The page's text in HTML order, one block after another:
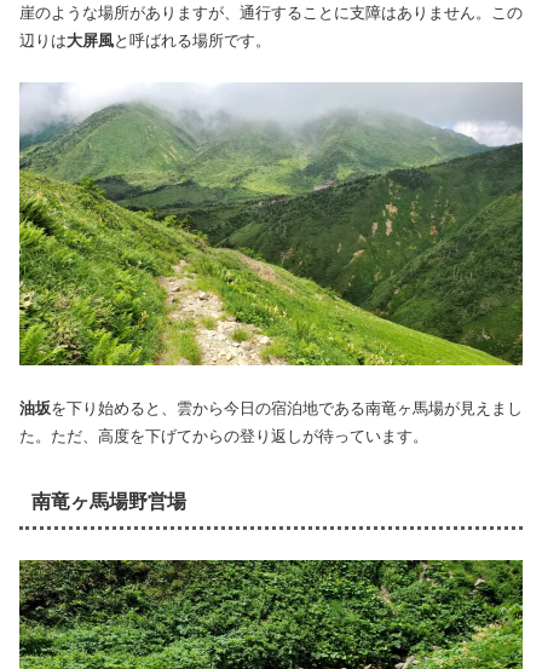
崖のような場所がありますが、通行することに支障はありません。この
辺りは大屏風と呼ばれる場所です。
油坂を下り始めると、雲から今日の宿泊地である南竜ヶ馬場が見えまし
た。ただ、高度を下げてからの登り返しが待っています。
南竜ヶ馬場野営場